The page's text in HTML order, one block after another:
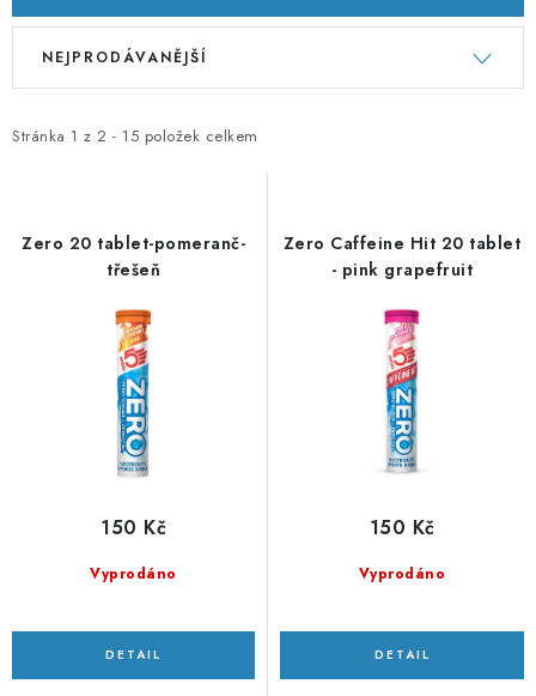
Moje objednávka
V
i
r
Stránka 1 z 2 - 15 položek celkem
Ř
e
p
NEJPRODÁVANĚJŠÍ
Zero 20 tablet-pomeranč-
třešeň
Vyprodáno
150 Kč
Zero Caffeine Hit 20 tablet
- pink grapefruit
Vyprodáno
150 Kč